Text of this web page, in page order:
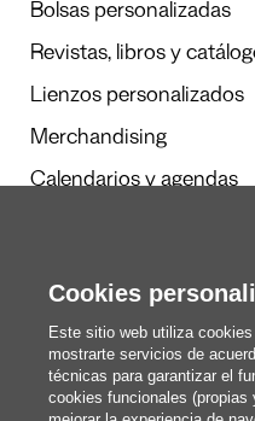
Bolsas personalizadas
Revistas, libros y
Lienzos personalizados
Merchandising
Calendarios y agendas
Estos
Cookies
Este sitio web utiliza
mostrarte servicios de
técnicas para garantizar el
cookies funcionales (propias